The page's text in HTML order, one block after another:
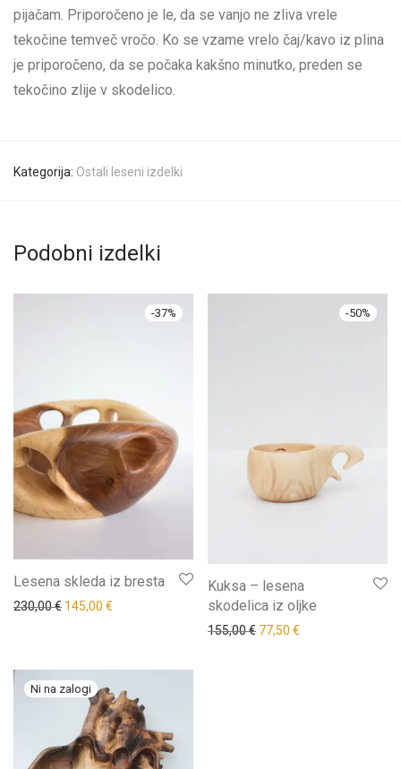
pijačam. Priporočeno je le, da se vanjo ne zliva vrele
tekočine temveč vročo. Ko se vzame vrelo čaj/kavo iz plina
je priporočeno, da se počaka kakšno minutko, preden se
tekočino zlije v skodelico.
Kategorija: Ostali leseni izdelki
Podobni izdelki
-37%
Lesena skleda iz bresta
230,00€ 145,00 €
-50%
Kuksa – lesena
skodelica iz oljke
155,00€ 77,50 €